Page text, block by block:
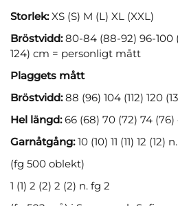
Storlek:XS (S) M (L) XL (XXL)
Bröstvidd:80-84 (88-92) 96-100
124) cm = personligt mått
Plaggets mått
Bröstvidd:88 (96) 104 (112) 120
Hel längd:66 (68) 70 (72) 74 (76)
Garnåtgång:10 (10) 11 (11) 12 (12)
(fg 500 oblekt)
1 (1) 2 (2) 2 (2) n. fg 2